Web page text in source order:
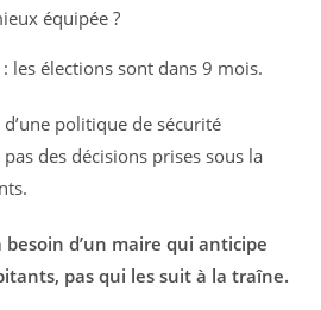
équipée ?
: les élections sont dans 9 mois.
politique de sécurité
des décisions prises sous la
besoin d’un maire qui anticipe
pas qui les suit à la traîne.